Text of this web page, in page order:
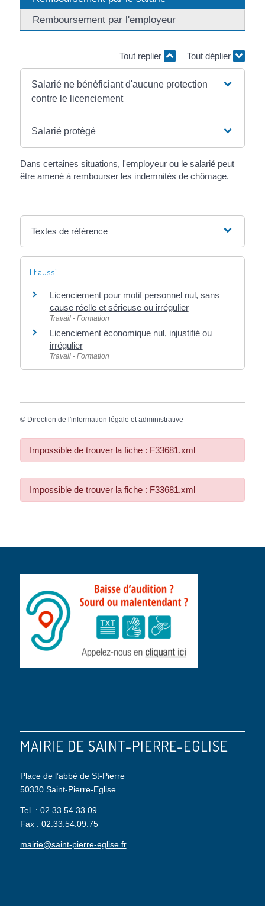
Remboursement par l'employeur
Tout replier Tout déplier
Salarié ne bénéficiant d'aucune protection
contre le licenciement
Salarié protégé
Dans certaines situations, l'employeur ou le salarié peut
être amené à rembourser les indemnités de chômage.
Textes de référence
Et aussi
Licenciement pour motif personnel nul, sans
cause réelle et sérieuse ou irrégulier
Travail - Formation
Licenciement économique nul, injustifié ou
irrégulier
Travail - Formation
© Direction de l'information légale et administrative
Impossible de trouver la fiche : F33681.xml
Impossible de trouver la fiche : F33681.xml
MAIRIE DE SAINT-PIERRE-EGLISE
Place de l’abbé de St-Pierre
50330 Saint-Pierre-Eglise
Tel. : 02.33.54.33.09
Fax : 02.33.54.09.75
mairie@saint-pierre-eglise.fr